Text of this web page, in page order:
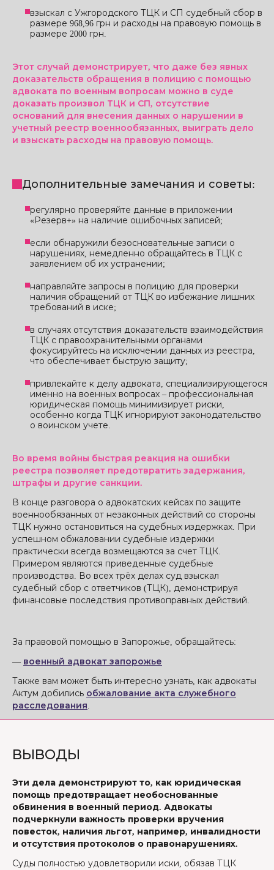
взыскал с Ужгородского ТЦК и СП судебный сбор в
размере 968,96 грн и расходы на правовую помощь в
размере 2000 грн.
Этот случай демонстрирует, что даже без явных
доказательств обращения в полицию с помощью
адвоката по военным вопросам можно в суде
доказать произвол ТЦК и СП, отсутствие
оснований для внесения данных о нарушении в
учетный реестр военнообязанных, выиграть дело
и взыскать расходы на правовую помощь.
Дополнительные замечания и советы:
регулярно проверяйте данные в приложении
«Резерв+» на наличие ошибочных записей;
если обнаружили безосновательные записи о
нарушениях, немедленно обращайтесь в ТЦК с
заявлением об их устранении;
направляйте запросы в полицию для проверки
наличия обращений от ТЦК во избежание лишних
требований в иске;
в случаях отсутствия доказательств взаимодействия
ТЦК с правоохранительными органами
фокусируйтесь на исключении данных из реестра,
что обеспечивает быструю защиту;
привлекайте к делу адвоката, специализирующегося
именно на военных вопросах – профессиональная
юридическая помощь минимизирует риски,
особенно когда ТЦК игнорируют законодательство
о воинском учете.
Во время войны быстрая реакция на ошибки
реестра позволяет предотвратить задержания,
штрафы и другие санкции.
В конце разговора о адвокатских кейсах по защите
военнообязанных от незаконных действий со стороны
ТЦК нужно остановиться на судебных издержках. При
успешном обжаловании судебные издержки
практически всегда возмещаются за счет ТЦК.
Примером являются приведенные судебные
производства. Во всех трёх делах суд взыскал
судебный сбор с ответчиков (ТЦК), демонстрируя
финансовые последствия противоправных действий.
За правовой помощью в Запорожье, обращайтесь:
— военный адвокат запорожье
Также вам может быть интересно узнать, как адвокаты
Актум добились обжалование акта служебного
расследования.
ВЫВОДЫ
Эти дела демонстрируют то, как юридическая
помощь предотвращает необоснованные
обвинения в военный период. Адвокаты
подчеркнули важность проверки вручения
повесток, наличия льгот, например, инвалидности
и отсутствия протоколов о правонарушениях.
Суды полностью удовлетворили иски, обязав ТЦК